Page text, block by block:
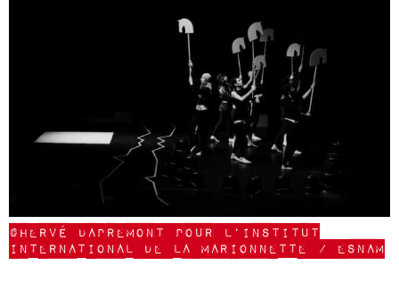
©Hervé Dapremont pour l’Institut
International de la Marionnette / ESNAM